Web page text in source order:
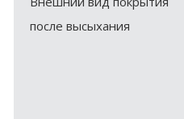
после высыхания